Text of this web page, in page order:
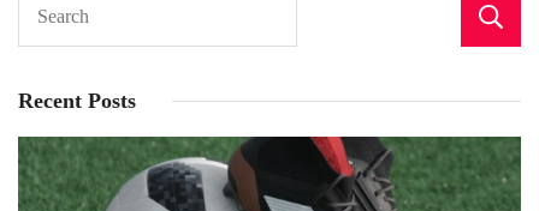
Recent Posts